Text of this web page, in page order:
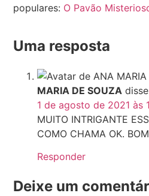
populares: O Pavão
Uma resposta
MARIA DE SOUZA
1 de agosto de 2021 às
MUITO INTRIGANTE
COMO CHAMA OK.
Responder
Deixe um